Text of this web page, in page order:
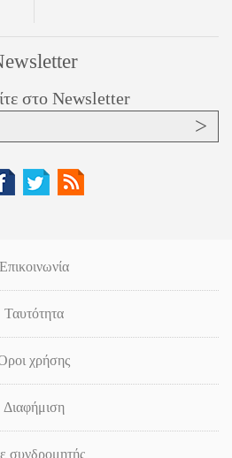
στο Newsletter
Επικοινωνία
Ταυτότητα
χρήσης
Διαφήμιση
συνδρομητής